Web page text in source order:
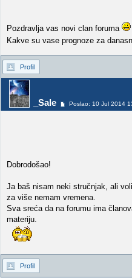
Pozdravlja vas novi clan foruma
Kakve su vase prognoze za
Profil
_Sale Poslao: 10 Jul 2014
Dobrodošao!
Ja baš nisam neki stručnjak, ali
za više nemam vremena.
Sva sreća da na forumu ima
materiju.
Profil